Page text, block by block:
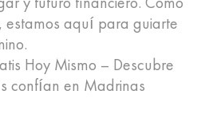
aquí para guiarte
Hoy Mismo – Descubre
confían en Madrinas